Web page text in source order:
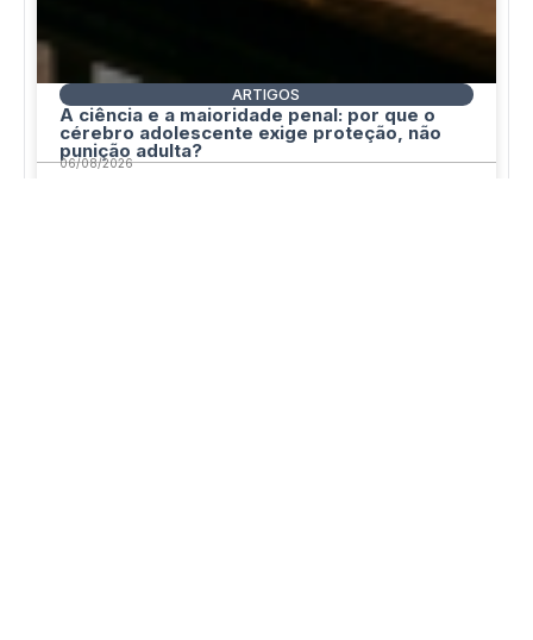
ARTIGOS
A ciência e a maioridade penal: por que o
cérebro adolescente exige proteção, não
punição adulta?
06/08/2026